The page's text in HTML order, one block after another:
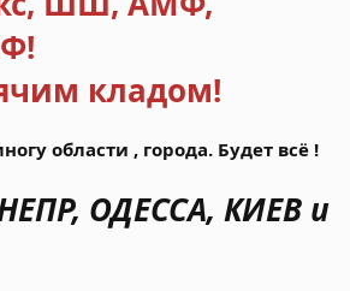
кладом!
области , города. Будет всё !
ОДЕССА, КИЕВ и